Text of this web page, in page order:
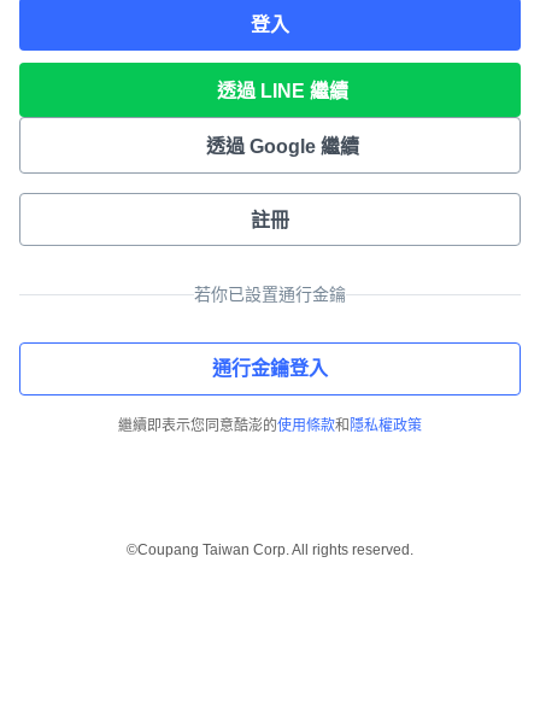
登入
透過 LINE 繼續
透過 Google 繼續
註冊
若你已設置通行金鑰
通行金鑰登入
繼續即表示您同意酷澎的使用條款和 隱私權政策
©Coupang Taiwan Corp. All rights reserved.